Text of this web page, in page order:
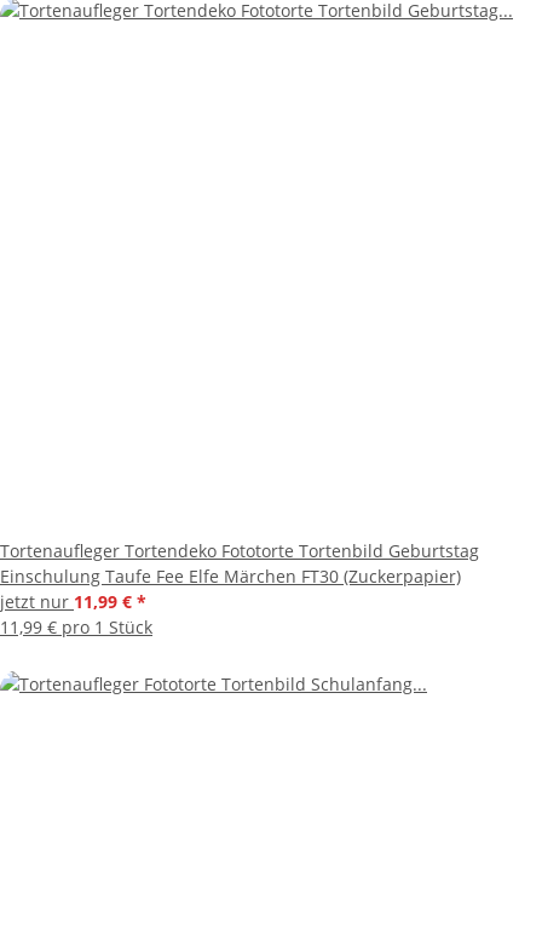
Tortenaufleger Tortendeko Fototorte Tortenbild Geburtstag
Einschulung Taufe Fee Elfe Märchen FT30 (Zuckerpapier)
jetzt nur 11,99 € *
11,99 € pro 1 Stück